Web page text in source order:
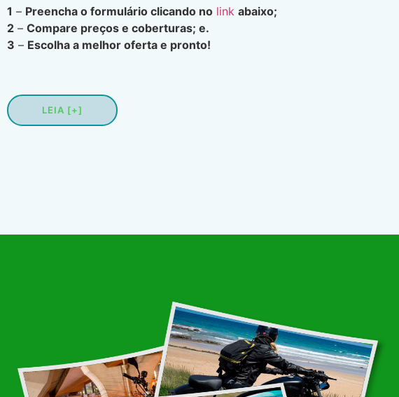
1 – Preencha o formulário clicando no link abaixo;
2 – Compare preços e coberturas; e.
3 – Escolha a melhor oferta e pronto!
LEIA [+]